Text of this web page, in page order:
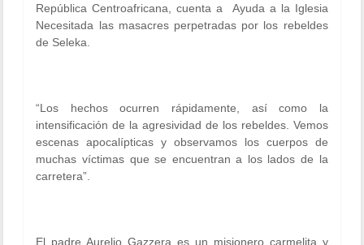
República Centroafricana, cuenta a Ayuda a la Iglesia
Necesitada las masacres perpetradas por los rebeldes
de Seleka.
“Los hechos ocurren rápidamente, así como la
intensificación de la agresividad de los rebeldes. Vemos
escenas apocalípticas y observamos los cuerpos de
muchas víctimas que se encuentran a los lados de la
carretera”
El padre Aurelio Gazzera es un misionero carmelita y